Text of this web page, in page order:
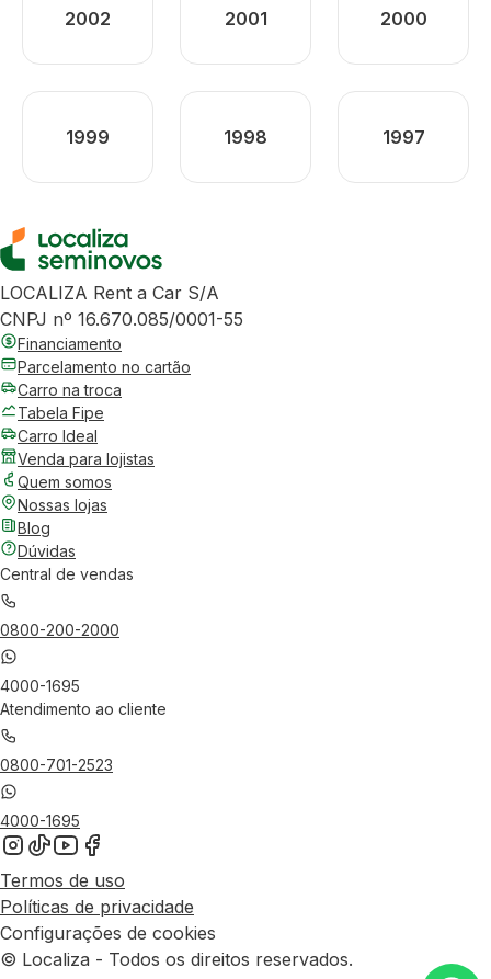
2002 2001 2000
1999 1998 1997
LOCALIZA Rent a Car S/A
CNPJ nº 16.670.085/0001-55
Financiamento
Parcelamento no cartão
Carro na troca
Tabela Fipe
Carro Ideal
Venda para lojistas
Quem somos
Nossas lojas
Blog
Dúvidas
Central de vendas
0800-200-2000
4000-1695
Atendimento ao cliente
0800-701-2523
4000-1695
Termos de uso
Políticas de privacidade
Configurações de cookies
© Localiza - Todos os direitos reservados.